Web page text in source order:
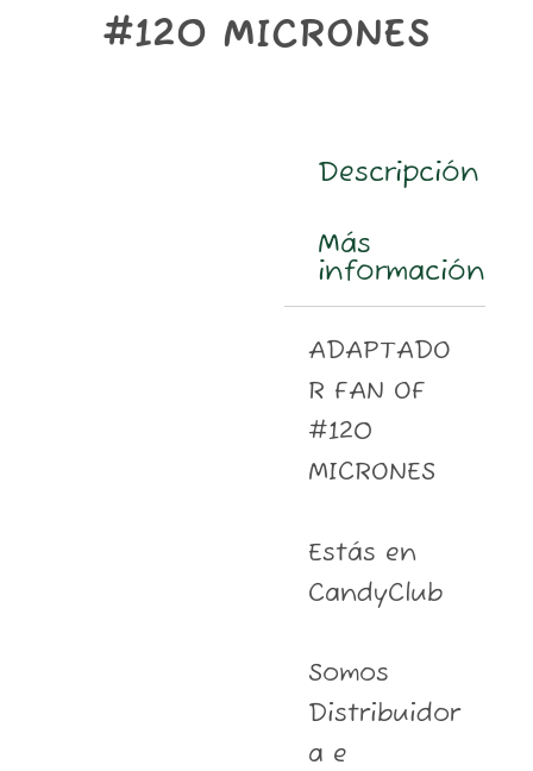
#120 MICRONES
Descripción
Más
información
ADAPTADO
R FAN OF
#120
MICRONES
Estás en
CandyClub
Somos
Distribuidor
a e